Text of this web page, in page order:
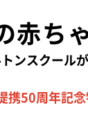
赤ち
スクール
携50周年記念